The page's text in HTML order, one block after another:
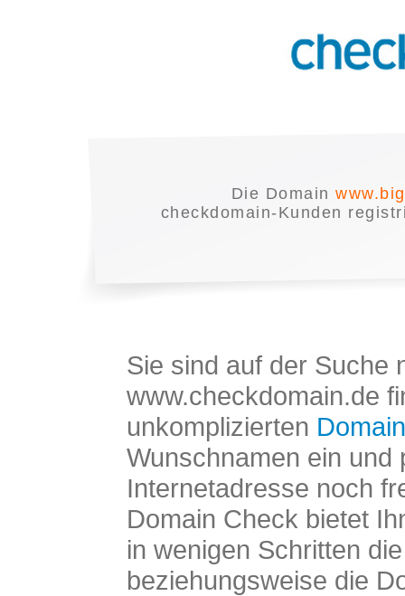
Die Domain
checkdomain-Kunden
Sie sind auf der Suche
www.checkdomain.de
unkomplizierten
Wunschnamen ein und
Internetadresse noch
Domain Check bietet
in wenigen Schritten
beziehungsweise die